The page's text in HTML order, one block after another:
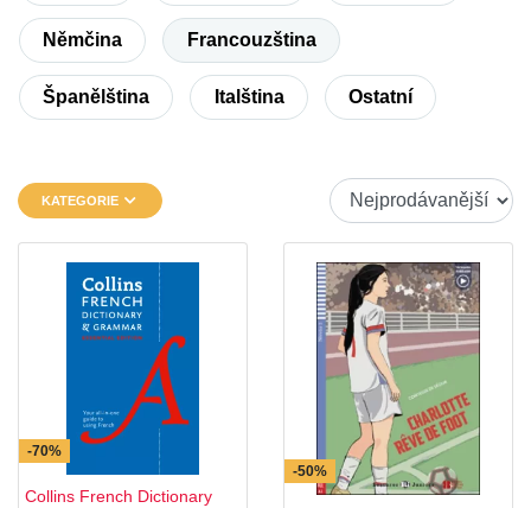
Němčina Francouzština
Španělština Italština Ostatní
KATEGORIE
-70%
Collins French Dictionary
-50%